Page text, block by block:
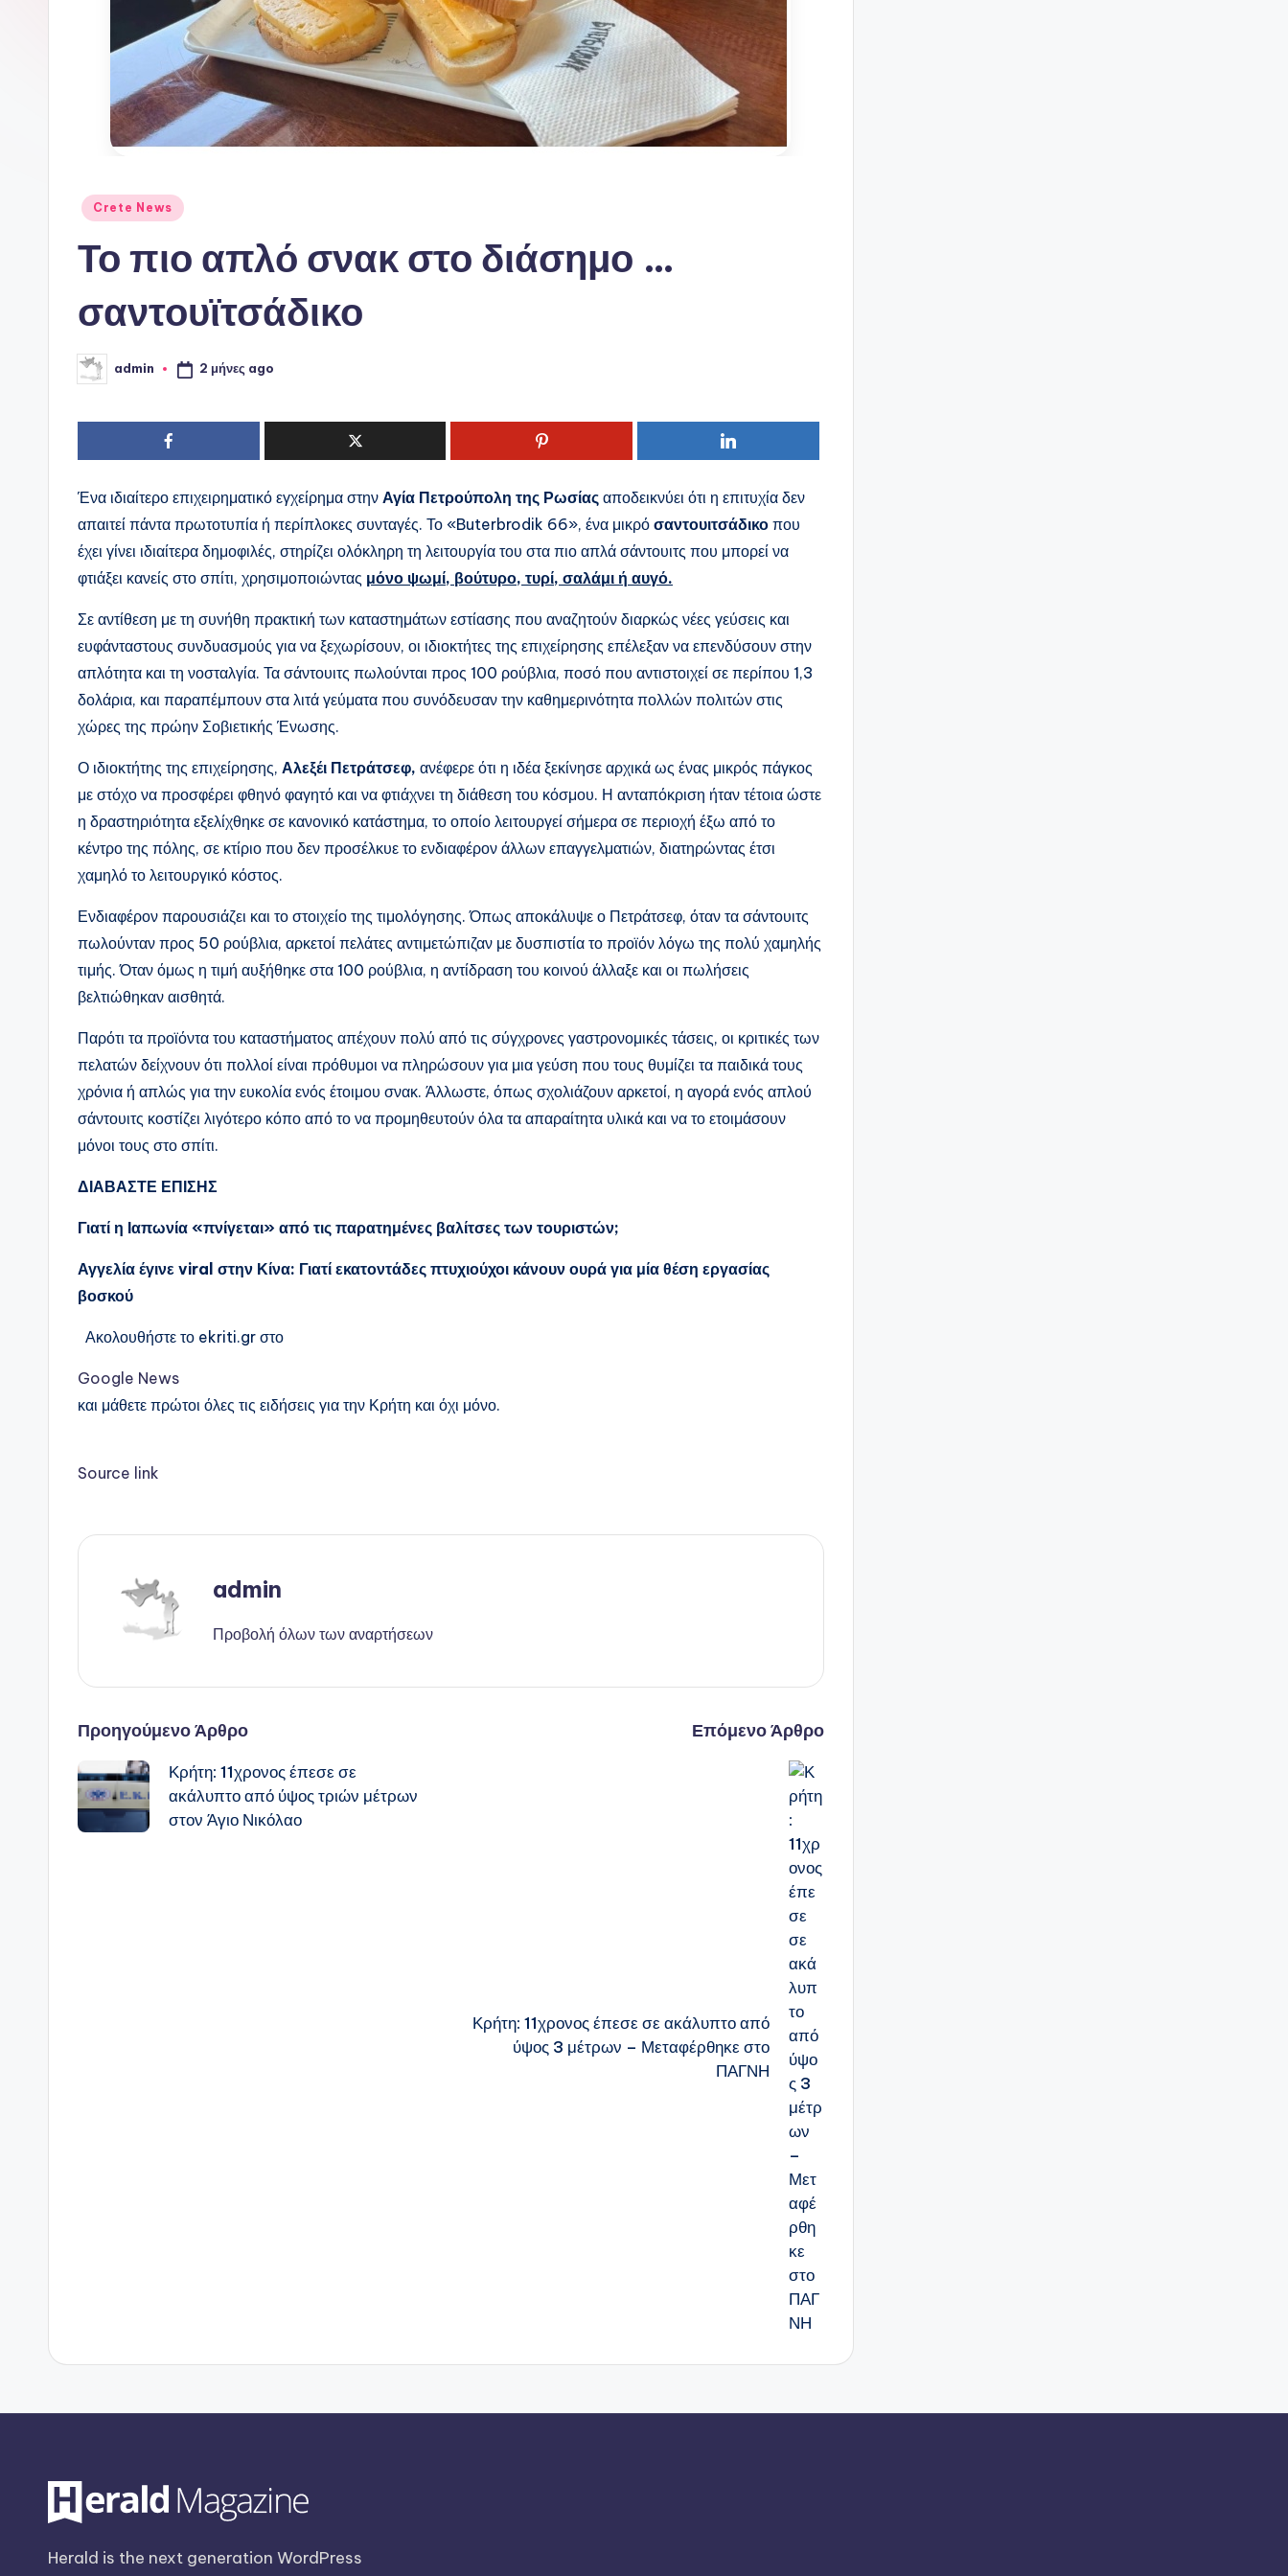
Αναρτήθηκε
Crete News
Το πιο απλό σνακ στο διάσημο …
σαντουϊτσάδικο
Συγγραφέας:
admin 2 μήνες ago
Ένα ιδιαίτερο επιχειρηματικό εγχείρημα στην Αγία Πετρούπολη της Ρωσίας αποδεικνύει ότι η επιτυχία δεν
απαιτεί πάντα πρωτοτυπία ή περίπλοκες συνταγές. Το «Buterbrodik 66», ένα μικρό σαντουιτσάδικο που
έχει γίνει ιδιαίτερα δημοφιλές, στηρίζει ολόκληρη τη λειτουργία του στα πιο απλά σάντουιτς που μπορεί να
φτιάξει κανείς στο σπίτι, χρησιμοποιώντας μόνο ψωμί, βούτυρο, τυρί, σαλάμι ή αυγό.
Σε αντίθεση με τη συνήθη πρακτική των καταστημάτων εστίασης που αναζητούν διαρκώς νέες γεύσεις και
ευφάνταστους συνδυασμούς για να ξεχωρίσουν, οι ιδιοκτήτες της επιχείρησης επέλεξαν να επενδύσουν στην
απλότητα και τη νοσταλγία. Τα σάντουιτς πωλούνται προς 100 ρούβλια, ποσό που αντιστοιχεί σε περίπου 1,3
δολάρια, και παραπέμπουν στα λιτά γεύματα που συνόδευσαν την καθημερινότητα πολλών πολιτών στις
χώρες της πρώην Σοβιετικής Ένωσης.
Ο ιδιοκτήτης της επιχείρησης, Αλεξέι Πετράτσεφ, ανέφερε ότι η ιδέα ξεκίνησε αρχικά ως ένας μικρός πάγκος
με στόχο να προσφέρει φθηνό φαγητό και να φτιάχνει τη διάθεση του κόσμου. Η ανταπόκριση ήταν τέτοια ώστε
η δραστηριότητα εξελίχθηκε σε κανονικό κατάστημα, το οποίο λειτουργεί σήμερα σε περιοχή έξω από το
κέντρο της πόλης, σε κτίριο που δεν προσέλκυε το ενδιαφέρον άλλων επαγγελματιών, διατηρώντας έτσι
χαμηλό το λειτουργικό κόστος.
Ενδιαφέρον παρουσιάζει και το στοιχείο της τιμολόγησης. Όπως αποκάλυψε ο Πετράτσεφ, όταν τα σάντουιτς
πωλούνταν προς 50 ρούβλια, αρκετοί πελάτες αντιμετώπιζαν με δυσπιστία το προϊόν λόγω της πολύ χαμηλής
τιμής. Όταν όμως η τιμή αυξήθηκε στα 100 ρούβλια, η αντίδραση του κοινού άλλαξε και οι πωλήσεις
βελτιώθηκαν αισθητά.
Παρότι τα προϊόντα του καταστήματος απέχουν πολύ από τις σύγχρονες γαστρονομικές τάσεις, οι κριτικές των
πελατών δείχνουν ότι πολλοί είναι πρόθυμοι να πληρώσουν για μια γεύση που τους θυμίζει τα παιδικά τους
χρόνια ή απλώς για την ευκολία ενός έτοιμου σνακ. Άλλωστε, όπως σχολιάζουν αρκετοί, η αγορά ενός απλού
σάντουιτς κοστίζει λιγότερο κόπο από το να προμηθευτούν όλα τα απαραίτητα υλικά και να το ετοιμάσουν
μόνοι τους στο σπίτι.
ΔΙΑΒΑΣΤΕ ΕΠΙΣΗΣ
Γιατί η Ιαπωνία «πνίγεται» από τις παρατημένες βαλίτσες των τουριστών;
Αγγελία έγινε viral στην Κίνα: Γιατί εκατοντάδες πτυχιούχοι κάνουν ουρά για μία θέση εργασίας
βοσκού
Ακολουθήστε το ekriti.gr στο
Google News
και μάθετε πρώτοι όλες τις ειδήσεις για την Κρήτη και όχι μόνο.
Source link
admin
Προβολή όλων των αναρτήσεων
Πλοήγηση
δημοσιεύσεων
Προηγούμενο Άρθρο
Κρήτη: 11χρονος έπεσε σε
ακάλυπτο από ύψος τριών μέτρων
στον Άγιο Νικόλαο
Επόμενο Άρθρο
Κρήτη: 11χρονος έπεσε σε ακάλυπτο από
ύψος 3 μέτρων – Μεταφέρθηκε στο
ΠΑΓΝΗ
Herald is the next generation WordPress